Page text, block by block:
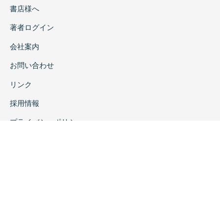
書店様へ
著者ログイン
会社案内
お問い合わせ
リンク
採用情報
プライバシーポリシー